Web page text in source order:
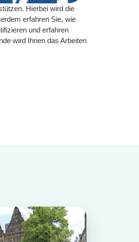
Hierbei wird die
erfahren Sie, wie
und erfahren
wird Ihnen das Arbeiten